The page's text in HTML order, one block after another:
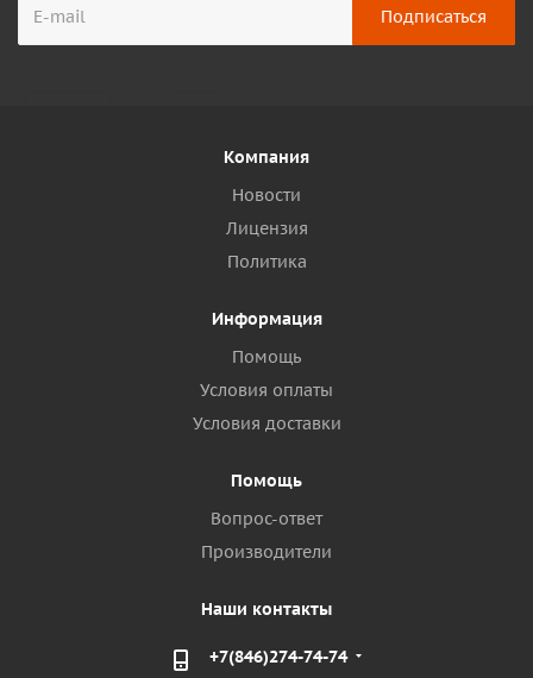
Компания
Новости
Лицензия
Политика
Информация
Помощь
Условия оплаты
Условия доставки
Помощь
Вопрос-ответ
Производители
Наши контакты
+7(846)274-74-74